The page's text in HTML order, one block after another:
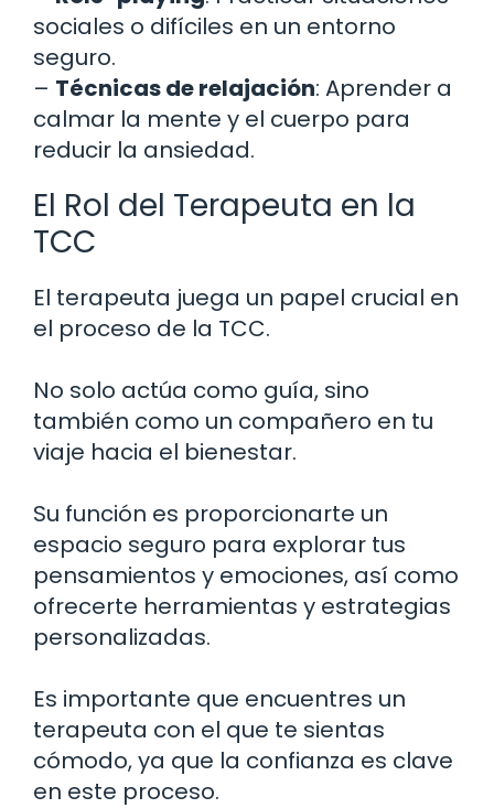
sociales o difíciles en un entorno
seguro.
– Técnicas de relajación: Aprender a
calmar la mente y el cuerpo para
reducir la ansiedad.
El Rol del Terapeuta en la
TCC
El terapeuta juega un papel crucial en
el proceso de la TCC.
No solo actúa como guía, sino
también como un compañero en tu
viaje hacia el bienestar.
Su función es proporcionarte un
espacio seguro para explorar tus
pensamientos y emociones, así como
ofrecerte herramientas y estrategias
personalizadas.
Es importante que encuentres un
terapeuta con el que te sientas
cómodo, ya que la confianza es clave
en este proceso.